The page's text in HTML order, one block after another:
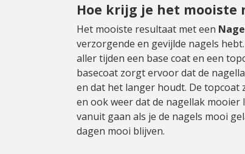
Hoe krijg je het mooiste
Het mooiste resultaat met een
verzorgende en gevijlde nagels
aller tijden een base coat en een
basecoat zorgt ervoor dat de
en dat het langer houdt. De topcoat
en ook weer dat de nagellak mooier
vanuit gaan als je de nagels mooi
dagen mooi blijven.